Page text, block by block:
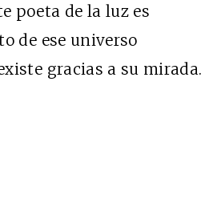
poeta de la luz es
de ese universo
gracias a su mirada.